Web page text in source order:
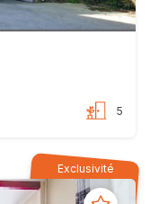
5
Exclusivité